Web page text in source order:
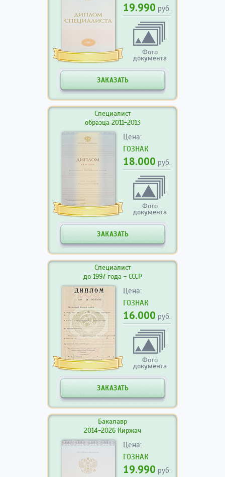
19.990 руб.
Фото
документа
ЗАКАЗАТЬ
Специалист
образца 2011-2013
Цена:
ГОЗНАК
18.000 руб.
Фото
документа
ЗАКАЗАТЬ
Специалист
до 1997 года - СССР
Цена:
ГОЗНАК
16.000 руб.
Фото
документа
ЗАКАЗАТЬ
Бакалавр
2014-2026 Киржач
Цена:
ГОЗНАК
19.990 руб.